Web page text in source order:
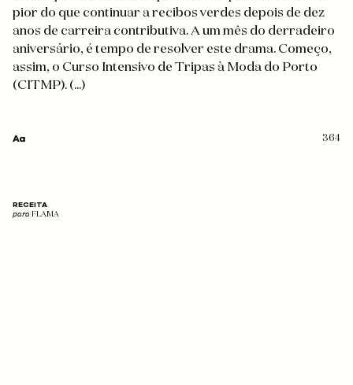
pior do que continuar a recibos verdes depois de dez
anos de carreira contributiva. A um mês do derradeiro
aniversário, é tempo de resolver este drama. Começo,
assim, o Curso Intensivo de Tripas à Moda do Porto
(CITMP). (...)
364
RECEITA
para FLAMA